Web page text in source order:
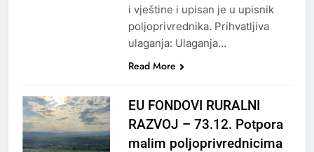
i vještine i upisan je u upisnik
poljoprivrednika. Prihvatljiva
ulaganja: Ulaganja…
Read More
EU FONDOVI RURALNI
RAZVOJ – 73.12. Potpora
malim poljoprivrednicima